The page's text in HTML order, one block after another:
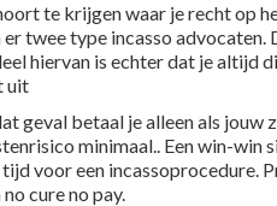
te krijgen waar je recht op
er twee type incasso advocaten.
hiervan is echter dat je altijd
uit
geval betaal je alleen als jouw
minimaal.. Een win-
voor een incassoprocedure.
no cure no pay.